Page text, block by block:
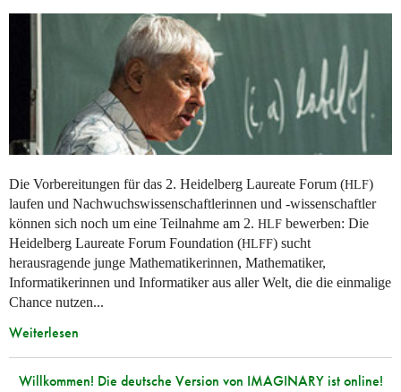
Die Vorbereitungen für das 2. Heidelberg Laureate Forum (HLF)
laufen und Nachwuchswissenschaftlerinnen und -wissenschaftler
können sich noch um eine Teilnahme am 2. HLF bewerben: Die
Heidelberg Laureate Forum Foundation (HLFF) sucht
herausragende junge Mathematikerinnen, Mathematiker,
Informatikerinnen und Informatiker aus aller Welt, die die einmalige
Chance nutzen...
Weiterlesen
Willkommen! Die deutsche Version von IMAGINARY ist online!